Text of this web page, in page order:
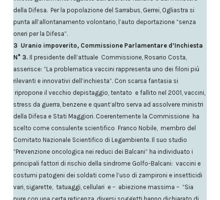
della Difesa. Per la popolazione del Sarrabus, Gerrei, Ogliastra si
punta all’allontanamento volontario, l’auto deportazione “senza
oneri per la Difesa”.
3 Uranio impoverito, Commissione Parlamentare d’Inchiesta
N° 3. Il presidente dell’attuale Commissione, Rosario Costa,
asserisce: ”La problematica vaccini rappresenta uno dei filoni più
rilevanti e innovativi dell’inchiesta”. Con scarsa fantasia si
ripropone il vecchio depistaggio, tentato e fallito nel 2001, vaccini,
stress da guerra, benzene e quant’altro serva ad assolvere ministri
della Difesa e Stati Maggiori. Coerentemente la Commissione ha
scelto come consulente scientifico Franco Nobile, membro del
Comitato Nazionale Scientifico di Legambiente. Il suo studio
“Prevenzione oncologica nei reduci dei Balcani” ha individuato i
principali fattori di rischio della sindrome Golfo-Balcani: vaccini e
costumi patogeni dei soldati come l’uso di zampironi e insetticidi
vari, sigarette, tatuaggi, cellulari e – abiezione massima – “Sia